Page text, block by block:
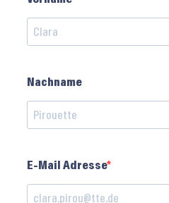
Nachname
E-Mail Adresse